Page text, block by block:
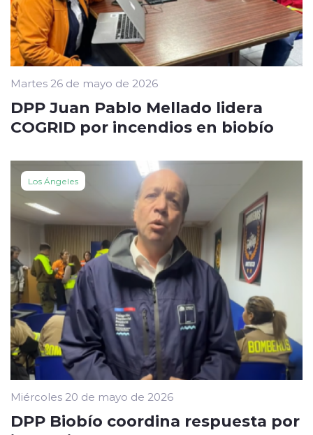
Martes 26 de mayo de 2026
DPP Juan Pablo Mellado lidera
COGRID por incendios en biobío
Los Ángeles
Miércoles 20 de mayo de 2026
DPP Biobío coordina respuesta por